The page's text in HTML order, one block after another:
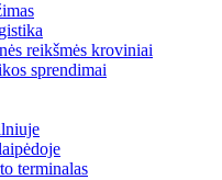
reikšmės kroviniai
sprendimai
terminalas